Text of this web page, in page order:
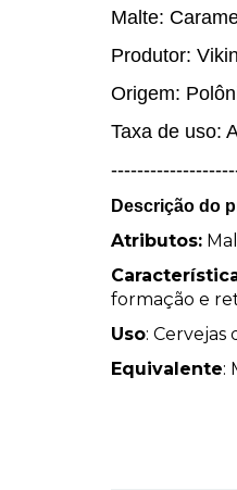
Malte:
Produtor:
Origem:
Taxa de uso:
Descrição do
Atributos:
formação e
Uso:
Equivalente: